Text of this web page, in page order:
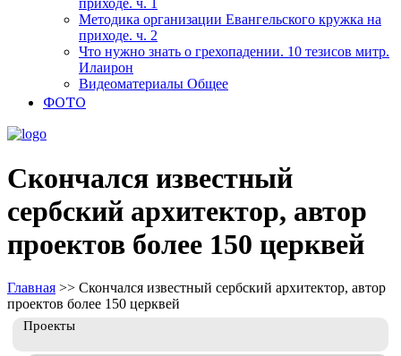
приходе. ч. 1
Методика организации Евангельского кружка на
приходе. ч. 2
Что нужно знать о грехопадении. 10 тезисов митр.
Илаирон
Видеоматериалы Общее
ФОТО
Скончался известный
сербский архитектор, автор
проектов более 150 церквей
Главная >> Скончался известный сербский архитектор, автор
проектов более 150 церквей
Проекты